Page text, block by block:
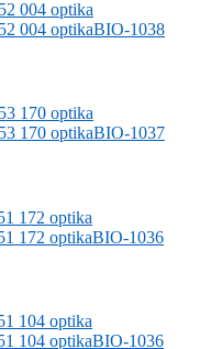
BIO-1038
BIO-1037
BIO-1036
BIO-1036